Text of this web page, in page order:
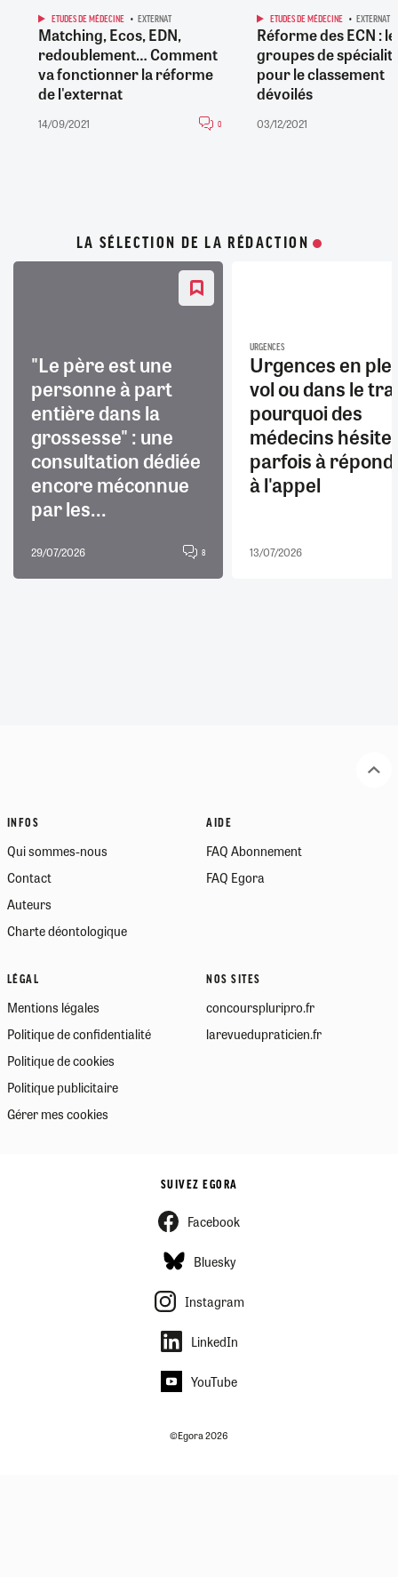
ETUDES DE MÉDECINE EXTERNAT
Matching, Ecos, EDN,
redoublement… Comment
va fonctionner la réforme
de l'externat
14/09/2021 0
ETUDES DE MÉDECINE EXTERNAT
Réforme des ECN :
groupes de
pour le classement
dévoilés
03/12/2021
LA SÉLECTION DE LA RÉDACTION
"Le père est une
personne à part
entière dans la
grossesse" : une
consultation dédiée
encore méconnue
par les...
29/07/2026 8
URGENCES
Urgences en
vol ou dans le
pourquoi des
médecins
parfois à
à l'appel
13/07/2026
INFOS
Qui sommes-nous
Contact
Auteurs
Charte déontologique
AIDE
FAQ Abonnement
FAQ Egora
LÉGAL
Mentions légales
Politique de confidentialité
Politique de cookies
Politique publicitaire
Gérer mes cookies
NOS SITES
concourspluripro.fr
larevuedupraticien.fr
SUIVEZ EGORA
Facebook
Bluesky
Instagram
LinkedIn
YouTube
©Egora 2026